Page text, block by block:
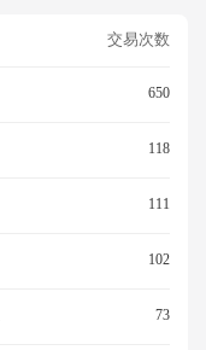
交易次数
650
118
111
102
73